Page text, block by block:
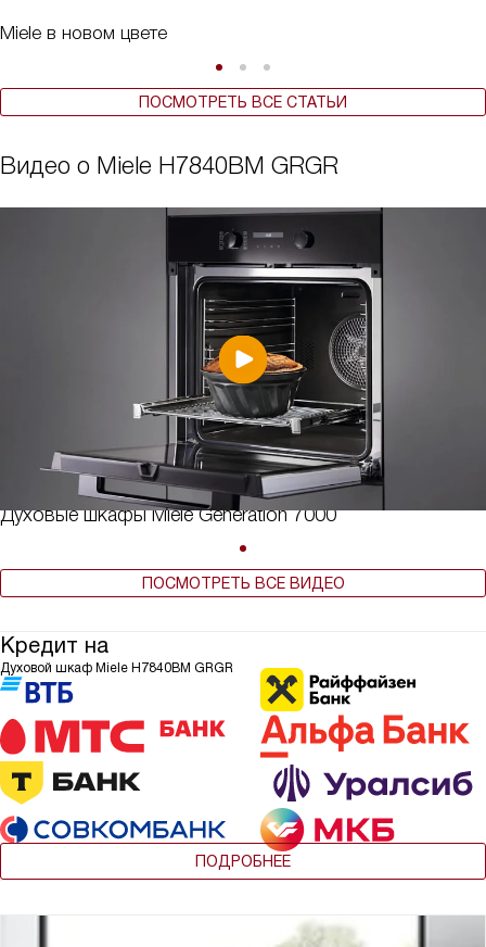
Miele в новом цвете
ПОСМОТРЕТЬ ВСЕ СТАТЬИ
Видео о Miele H7840BM GRGR
Духовые шкафы Miele Generation 7000
ПОСМОТРЕТЬ ВСЕ ВИДЕО
Кредит на
Духовой шкаф Miele H7840BM GRGR
ПОДРОБНЕЕ